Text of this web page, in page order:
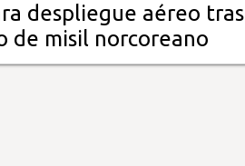
despliegue aéreo tras
de misil norcoreano